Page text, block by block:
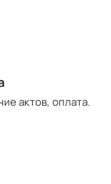
актов, оплата.